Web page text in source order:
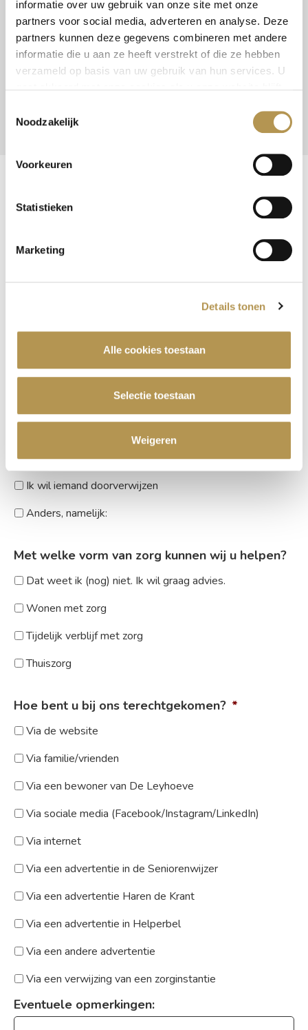
informatie over uw gebruik van onze site met onze
partners voor social media, adverteren en analyse. Deze
partners kunnen deze gegevens combineren met andere
informatie die u aan ze heeft verstrekt of die ze hebben
verzameld op basis van uw gebruik van hun services. U
Noodzakelijk
Voorkeuren
Statistieken
Marketing
Details tonen
Alle cookies toestaan
Selectie toestaan
Weigeren
Rondleiding en/of meer informatie |
Graag zou ik een vrijblijvende rondleiding
Stuur mij meer informatie over zorg bij De
Ik heb met spoed een zorgsuite nodig
Ik wil iemand doorverwijzen
Anders, namelijk:
Met welke vorm van zorg kunnen wij u helpen?
Dat weet ik (nog) niet. Ik wil graag advies.
Wonen met zorg
Tijdelijk verblijf met zorg
Thuiszorg
Hoe bent u bij ons terechtgekomen? *
Via de website
Via familie/vrienden
Via een bewoner van De Leyhoeve
Via sociale media (Facebook/Instagram/LinkedIn)
Via internet
Via een advertentie in de Seniorenwijzer
Via een advertentie Haren de Krant
Via een advertentie in Helperbel
Via een andere advertentie
Via een verwijzing van een zorginstantie
Eventuele opmerkingen: